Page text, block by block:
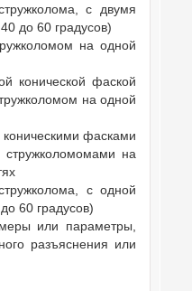
с двумя
до 60 градусов)
на одной
конической фаской
на одной
фасками
на
с одной
60 градусов)
или параметры,
разъяснения или